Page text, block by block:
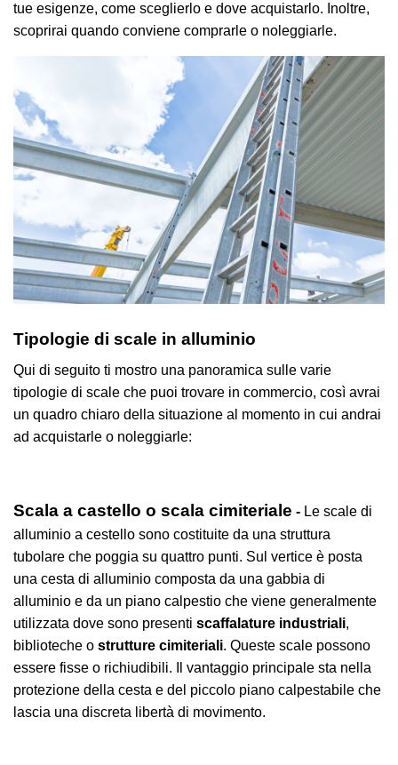
tue esigenze, come sceglierlo e dove acquistarlo. Inoltre,
scoprirai quando conviene comprarle o noleggiarle.
Tipologie di scale in alluminio
Qui di seguito ti mostro una panoramica sulle varie
tipologie di scale che puoi trovare in commercio, così avrai
un quadro chiaro della situazione al momento in cui andrai
ad acquistarle o noleggiarle:
Scala a castello o scala cimiteriale - Le scale di
alluminio a cestello sono costituite da una struttura
tubolare che poggia su quattro punti. Sul vertice è posta
una cesta di alluminio composta da una gabbia di
alluminio e da un piano calpestio che viene generalmente
utilizzata dove sono presenti scaffalature industriali,
biblioteche o strutture cimiteriali. Queste scale possono
essere fisse o richiudibili. Il vantaggio principale sta nella
protezione della cesta e del piccolo piano calpestabile che
lascia una discreta libertà di movimento.